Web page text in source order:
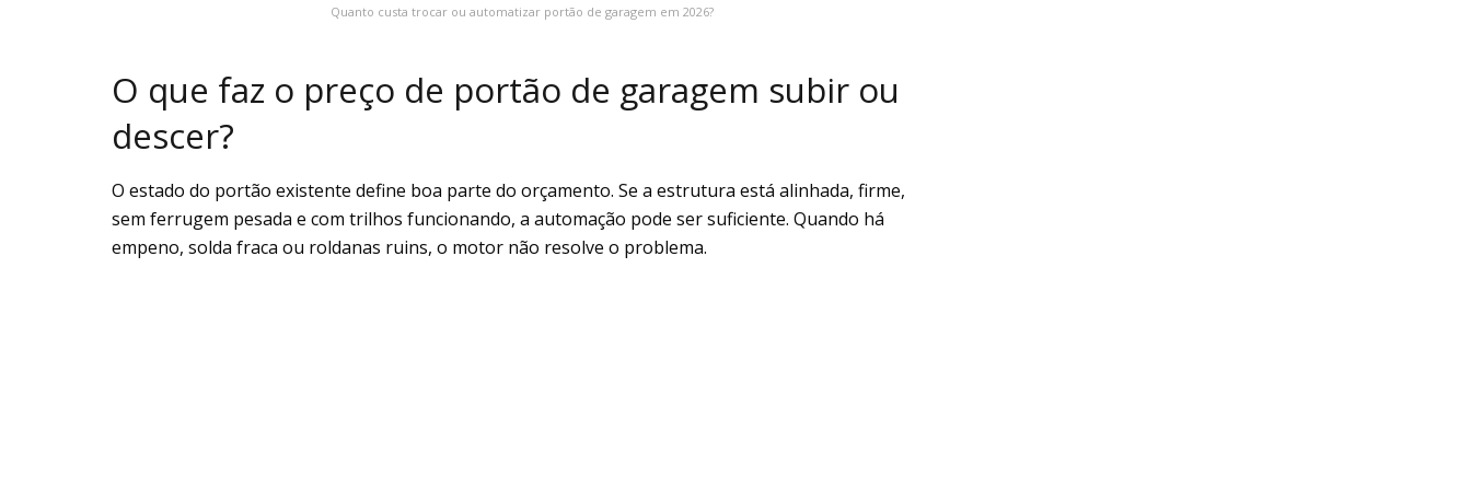
Quanto custa trocar ou automatizar portão de garagem em 2026?
O que faz o preço de portão de garagem subir ou
descer?
O estado do portão existente define boa parte do orçamento. Se a estrutura está alinhada, firme,
sem ferrugem pesada e com trilhos funcionando, a automação pode ser suficiente. Quando há
empeno, solda fraca ou roldanas ruins, o motor não resolve o problema.